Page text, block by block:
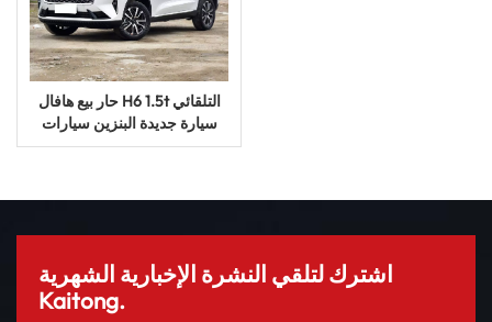
حار بيع هافال H6 1.5t التلقائي
سيارة جديدة البنزين سيارات
الدفع الرباعي
اشترك لتلقي النشرة الإخبارية الشهرية
Kaitong.